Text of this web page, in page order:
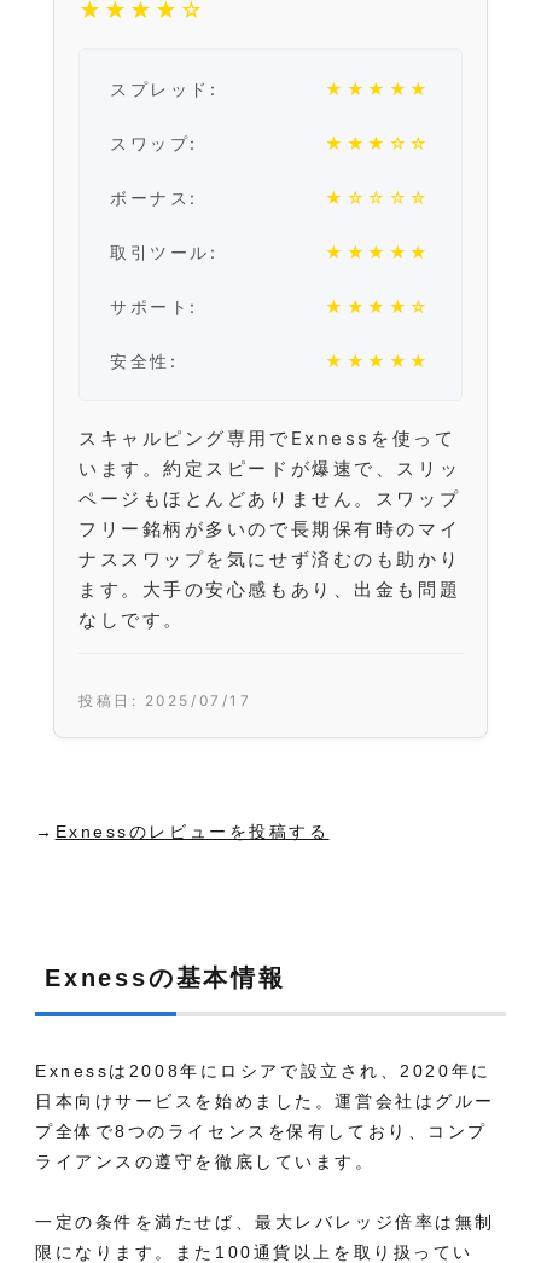
★★★★☆
スプレッド: ★★★★★
スワップ: ★★★☆☆
ボーナス: ★☆☆☆☆
取引ツール: ★★★★★
サポート: ★★★★☆
安全性: ★★★★★
スキャルピング専用でExnessを使って
います。約定スピードが爆速で、スリッ
ページもほとんどありません。スワップ
フリー銘柄が多いので長期保有時のマイ
ナススワップを気にせず済むのも助かり
ます。大手の安心感もあり、出金も問題
なしです。
投稿日: 2025/07/17
→ Exnessのレビューを投稿する
Exnessの基本情報
Exnessは2008年にロシアで設立され、2020年に
日本向けサービスを始めました。運営会社はグルー
プ全体で8つのライセンスを保有しており、コンプ
ライアンスの遵守を徹底しています。
一定の条件を満たせば、最大レバレッジ倍率は無制
限になります。また100通貨以上を取り扱ってい